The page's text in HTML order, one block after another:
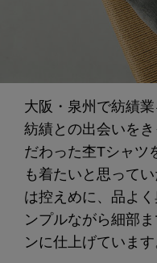
大阪・泉州で紡績
紡績との出会いを
だわった杢Tシャツ
も着たいと思って
は控えめに、品よ
ンプルながら細部
ンに仕上げています